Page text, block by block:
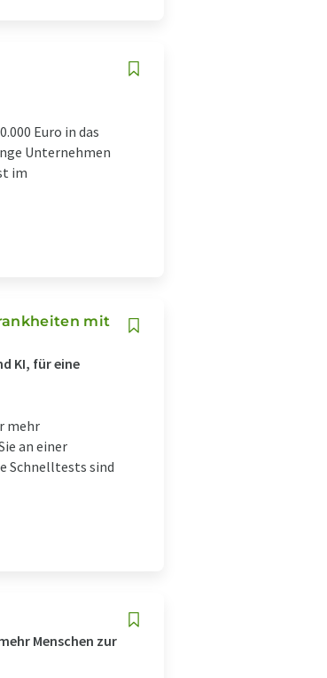
Euro in das
Unternehmen
im
mit
KI, für eine
mehr
an einer
Schnelltests sind
Menschen zur